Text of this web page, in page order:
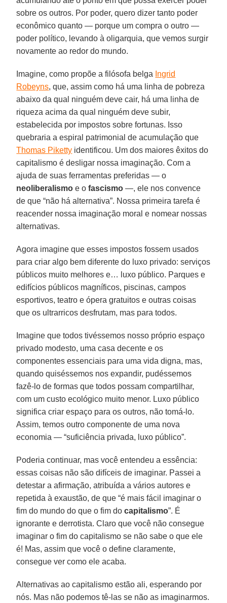
sobre os outros. Por poder, quero dizer tanto poder
econômico quanto — porque um compra o outro —
poder político, levando à oligarquia, que vemos surgir
novamente ao redor do mundo.
Imagine, como propõe a filósofa belga Ingrid
Robeyns, que, assim como há uma linha de pobreza
abaixo da qual ninguém deve cair, há uma linha de
riqueza acima da qual ninguém deve subir,
estabelecida por impostos sobre fortunas. Isso
quebraria a espiral patrimonial de acumulação que
Thomas Piketty identificou. Um dos maiores êxitos do
capitalismo é desligar nossa imaginação. Com a
ajuda de suas ferramentas preferidas — o
neoliberalismo e ofascismo —, ele nos convence
de que “não há alternativa”. Nossa primeira tarefa é
reacender nossa imaginação moral e nomear nossas
alternativas.
Agora imagine que esses impostos fossem usados
para criar algo bem diferente do luxo privado: serviços
públicos muito melhores e… luxo público. Parques e
edifícios públicos magníficos, piscinas, campos
esportivos, teatro e ópera gratuitos e outras coisas
que os ultrarricos desfrutam, mas para todos.
Imagine que todos tivéssemos nosso próprio espaço
privado modesto, uma casa decente e os
componentes essenciais para uma vida digna, mas,
quando quiséssemos nos expandir, pudéssemos
fazê-lo de formas que todos possam compartilhar,
com um custo ecológico muito menor. Luxo público
significa criar espaço para os outros, não tomá-lo.
Assim, temos outro componente de uma nova
economia — “suficiência privada, luxo público”.
Poderia continuar, mas você entendeu a essência:
essas coisas não são difíceis de imaginar. Passei a
detestar a afirmação, atribuída a vários autores e
repetida à exaustão, de que “é mais fácil imaginar o
fim do mundo do que o fim docapitalismo”. É
ignorante e derrotista. Claro que você não consegue
imaginar o fim do capitalismo se não sabe o que ele
é! Mas, assim que você o define claramente,
consegue ver como ele acaba.
Alternativas ao capitalismo estão ali, esperando por
nós. Mas não podemos tê-las se não as imaginarmos.